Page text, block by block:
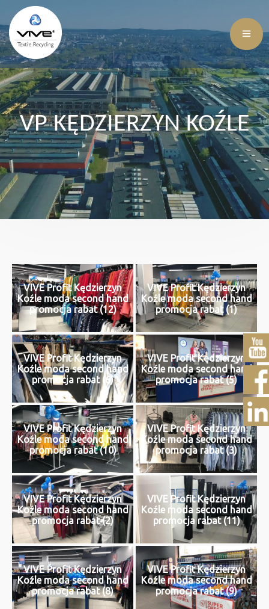
VP KĘDZIERZYN KOŹLE
VIVE Profit Kędzierzyn
Koźle moda second hand
promocja rabat (12)
VIVE Profit Kędzierzyn
Koźle moda second hand
promocja rabat (1)
VIVE Profit Kędzierzyn
Koźle moda second hand
promocja rabat (6)
VIVE Profit Kędzierzyn
Koźle moda second hand
promocja rabat (5)
VIVE Profit Kędzierzyn
Koźle moda second hand
promocja rabat (10)
VIVE Profit Kędzierzyn
Koźle moda second hand
promocja rabat (3)
VIVE Profit Kędzierzyn
Koźle moda second hand
promocja rabat (2)
VIVE Profit Kędzierzyn
Koźle moda second hand
promocja rabat (11)
VIVE Profit Kędzierzyn
Koźle moda second hand
promocja rabat (8)
VIVE Profit Kędzierzyn
Koźle moda second hand
promocja rabat (9)